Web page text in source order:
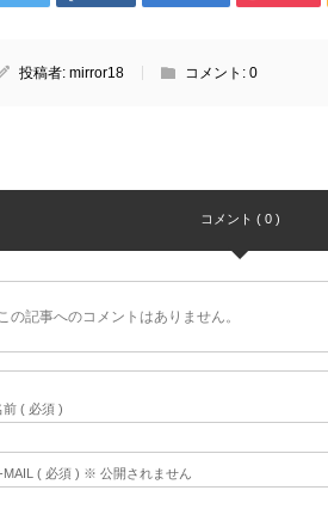
投稿者: mirror18 コメント: 0
コメント ( 0 )
この記事へのコメントはありません。
前 ( 必須 )
MAIL ( 必須 ) ※ 公開されません